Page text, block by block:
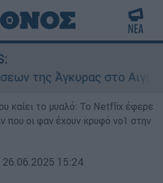
Άγκυρας στο Αιγαίο:
καίει το μυαλό: Το Netflix έφερε
που οι φαν έχουν κρυφό νο1 στην
26.06.2025 15:24